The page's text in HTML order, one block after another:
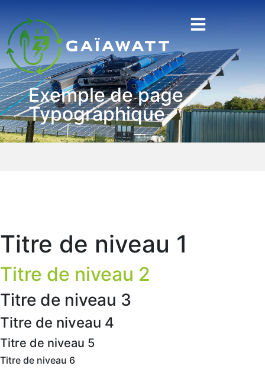
Exemple de page
Typographique
Titre de niveau 1
Titre de niveau 2
Titre de niveau 3
Titre de niveau 4
Titre de niveau 5
Titre de niveau 6